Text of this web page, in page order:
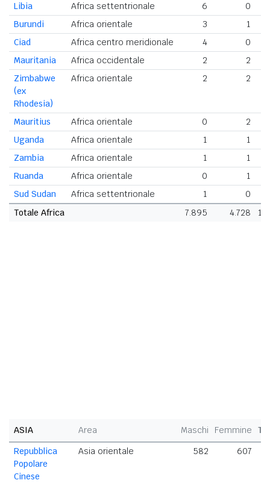
Libia
Africa settentrionale 6
0
Burundi
Africa orientale 3
1
Ciad
Africa centro meridionale 4
0
Mauritania
Africa occidentale 2
2
Zimbabwe
(ex
Rhodesia)
Africa orientale 2 2
Mauritius Africa orientale 0
2
Uganda
Africa orientale 1
1
Zambia
Africa orientale 1
1
Ruanda
Africa orientale 0
1
Sud Sudan
Africa settentrionale 1
0
Totale Africa
7.895 4.728
ASIA Area Maschi Femmine
Repubblica
Popolare
Cinese
Asia orientale 582 607